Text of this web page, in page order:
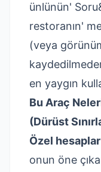
ünlünün'
restoranın'
(veya
en yaygın
Bu Araç
(Dürüst
Özel
onun öne